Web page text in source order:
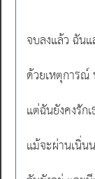
จบลงแล้ว ฉันแ
ด้วยเหตุการณ์
แต่ฉันยังคงรัก
แม้จะผ่านเนิ่